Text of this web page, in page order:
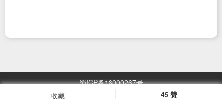
收藏 45 赞
鸣，粉丝已经上百万了。现在只要一提*蒙，大家都知道他是做
起来后，他就可以实现盈利了。目前，在*蒙上面打一个广告的
话就得几十万，一个月月入百万，这是做的比较大的成熟的个
蜀ICP备18000267号
万次